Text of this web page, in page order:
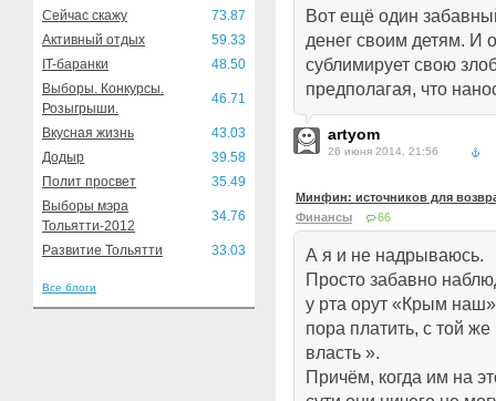
Сейчас скажу
73.87
Активный отдых
59.33
IT-баранки
48.50
Выборы. Конкурсы.
Розыгрыши.
46.71
Вкусная жизнь
43.03
Додыр
39.58
Полит просвет
35.49
Выборы мэра
Тольятти-2012
34.76
Развитие Тольятти 33.03
Все блоги
Вот ещё один
денег своим детям. И
сублимирует свою
предполагая, что
artyom
26 июня 2014, 21:56
Минфин: источников для
Финансы
66
А я и не надрываюсь.
Просто забавно
у рта орут «Крым
пора платить, с той
власть ».
Причём, когда им на